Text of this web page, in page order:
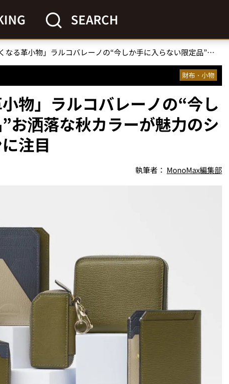
SEARCH
「絶対に欲しくなる革小物」ラルコバレーノの“今しか手に入らない限定品”お洒落な秋カラーが魅力のシーズナルコレクションに注目
財布・小物
物」ラルコバレーノの“今し
お洒落な秋カラーが魅力のシ
注目
執筆者： MonoMax編集部